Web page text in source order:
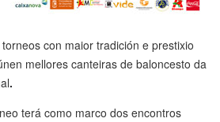
con maior tradición e prestixio
mellores canteiras de baloncesto da
.
terá como marco dos encontros